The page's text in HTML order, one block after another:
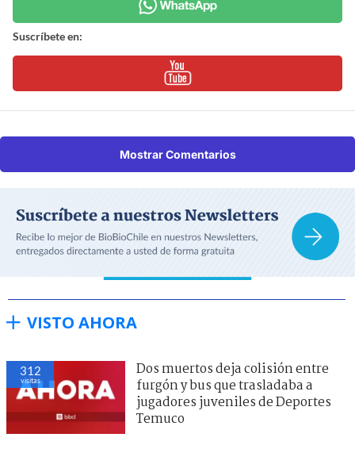
Suscríbete en:
Mostrar Comentarios
VISTO AHORA
312
visitas
Dos muertos deja colisión entre
furgón y bus que trasladaba a
jugadores juveniles de Deportes
Temuco